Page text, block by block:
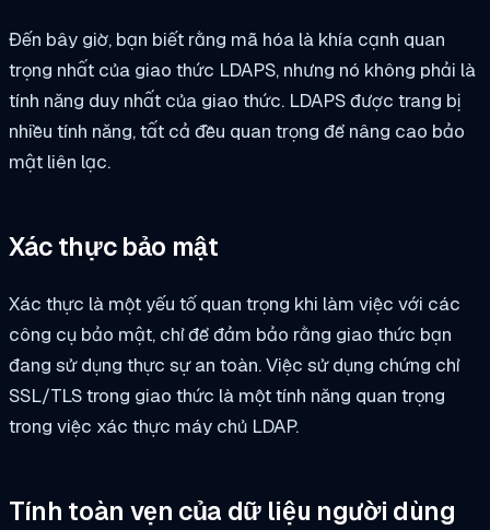
Đến bây giờ, bạn biết rằng mã hóa là khía cạnh quan
trọng nhất của giao thức LDAPS, nhưng nó không phải là
tính năng duy nhất của giao thức. LDAPS được trang bị
nhiều tính năng, tất cả đều quan trọng để nâng cao bảo
mật liên lạc.
Xác thực bảo mật
Xác thực là một yếu tố quan trọng khi làm việc với các
công cụ bảo mật, chỉ để đảm bảo rằng giao thức bạn
đang sử dụng thực sự an toàn. Việc sử dụng chứng chỉ
SSL/TLS trong giao thức là một tính năng quan trọng
trong việc xác thực máy chủ LDAP.
Tính toàn vẹn của dữ liệu người dùng